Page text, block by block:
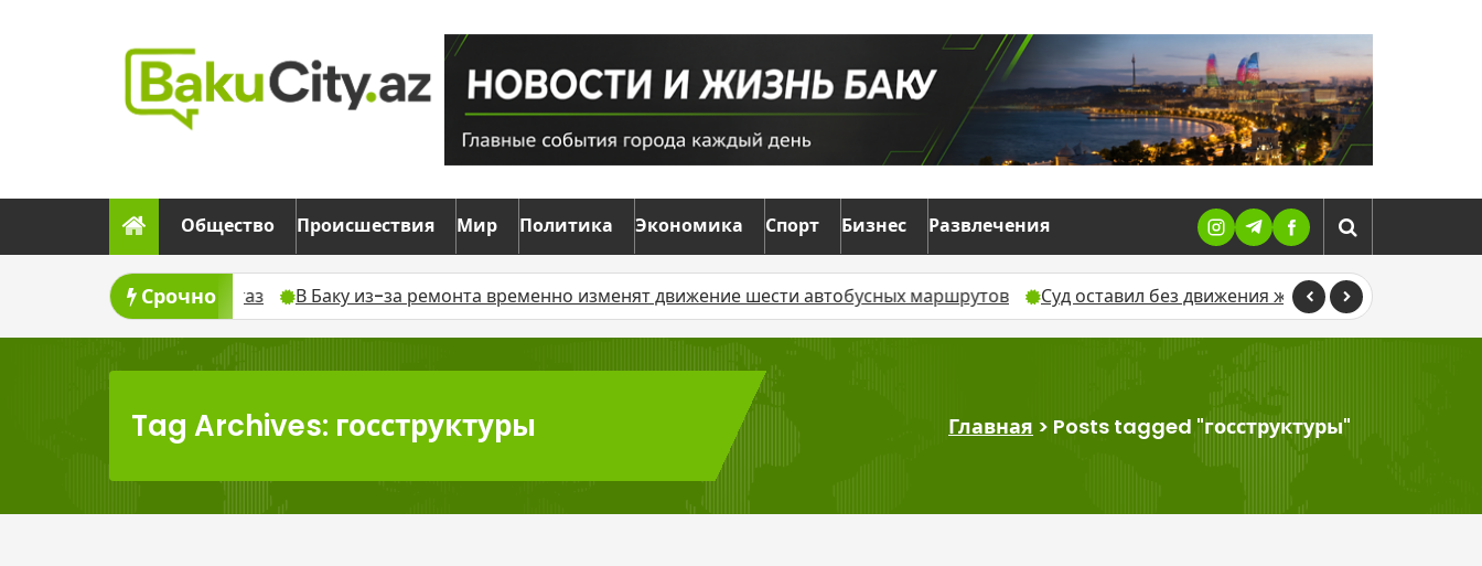
Общество Происшествия Мир Политика Экономика Спорт Бизнес Развлечения
Срочно
отключат газ В Баку из-за ремонта временно изменят движение шести автобусных маршрутов Суд оставил без движения жалобу Севиндж Гусейновой
Tag Archives: госструктуры Главная > Posts tagged "госструктуры"